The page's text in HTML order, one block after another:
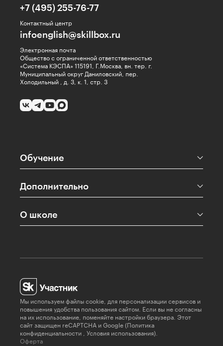
+7 (495) 255-76-77
Контактный центр
infoenglish@skillbox.ru
Электронная почта
Общество с ограниченной ответственностью
«Система КЭСПА» 115191, Г.Москва, вн. тер. г.
Муниципальный округ Даниловский, пер.
Холодильный , д. 3, к. 1, стр. 3
Обучение
Дополнительно
О школе
Мы используем файлы cookie, для персонализации сервисов и
повышения удобства пользования сайтом. Если вы не согласны
на их использование, поменяйте настройки браузера. Этот
сайт защищен reCAPTCHA и Google (Политика
конфиденциальности Условия использования).
Оферта